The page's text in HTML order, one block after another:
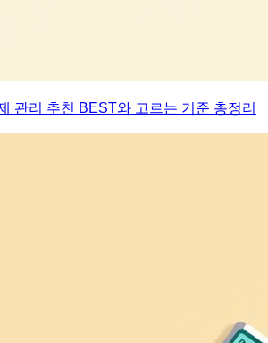
관리 추천 BEST와 고르는 기준 총정리